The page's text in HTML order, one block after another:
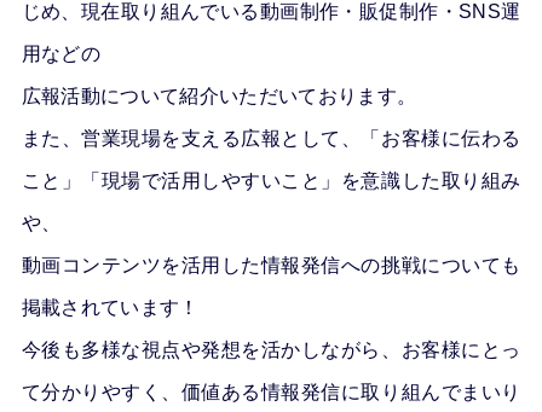
じめ、現在取り組んでいる動画制作・販促制作・SNS運
用などの
広報活動について紹介いただいております。
また、営業現場を支える広報として、「お客様に伝わる
こと」「現場で活用しやすいこと」を意識した取り組み
や、
動画コンテンツを活用した情報発信への挑戦についても
掲載されています！
今後も多様な視点や発想を活かしながら、お客様にとっ
て分かりやすく、価値ある情報発信に取り組んでまいり